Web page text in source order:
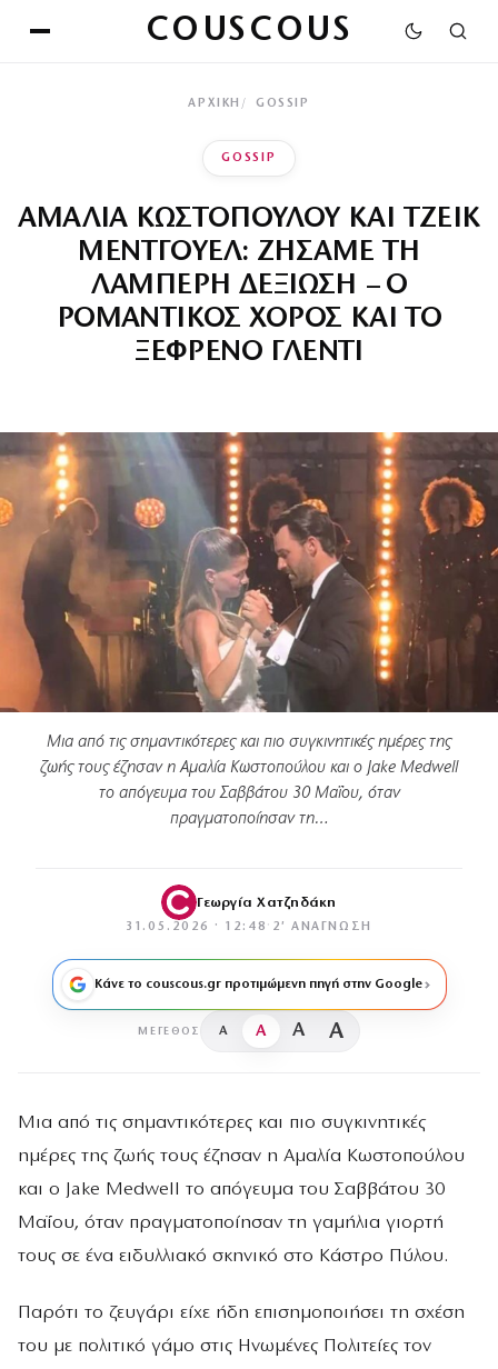
COUSCOUS
ΑΡΧΙΚΉ GOSSIP
GOSSIP
ΑΜΑΛΙΑ ΚΩΣΤΟΠΟΥΛΟΥ ΚΑΙ ΤΖΕΙΚ
ΜΕΝΤΓΟΥΕΛ: ΖΗΣΑΜΕ ΤΗ
ΛΑΜΠΕΡΗ ΔΕΞΙΩΣΗ – Ο
ΡΟΜΑΝΤΙΚΟΣ ΧΟΡΟΣ ΚΑΙ ΤΟ
ΞΕΦΡΕΝΟ ΓΛΕΝΤΙ
Μια από τις σημαντικότερες και πιο συγκινητικές ημέρες της
ζωής τους έζησαν η Αμαλία Κωστοπούλου και ο Jake Medwell
το απόγευμα του Σαββάτου 30 Μαΐου, όταν
πραγματοποίησαν τη…
Γεωργία Χατζηδάκη
31.05.2026 · 12:48 · 2′ ΑΝΆΓΝΩΣΗ
Κάνε το couscous.gr προτιμώμενη πηγή στην Google
ΜΈΓΕΘΟΣ A A A A
Μια από τις σημαντικότερες και πιο συγκινητικές
ημέρες της ζωής τους έζησαν η Αμαλία Κωστοπούλου
και ο Jake Medwell το απόγευμα του Σαββάτου 30
Μαΐου, όταν πραγματοποίησαν τη γαμήλια γιορτή
τους σε ένα ειδυλλιακό σκηνικό στο Κάστρο Πύλου.
Παρότι το ζευγάρι είχε ήδη επισημοποιήσει τη σχέση
του με πολιτικό γάμο στις Ηνωμένες Πολιτείες τον